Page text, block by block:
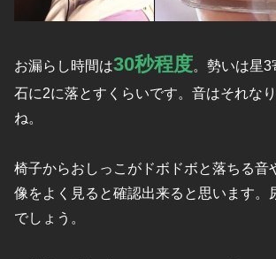
お漏らし時間は30秒程度。勢いは星
石に2に落とすくらいです。音はそれな
ね。
椅子からおしっこがドボドボと落ちる音
像をよく見ると確認出来ると思います。
でしょう。